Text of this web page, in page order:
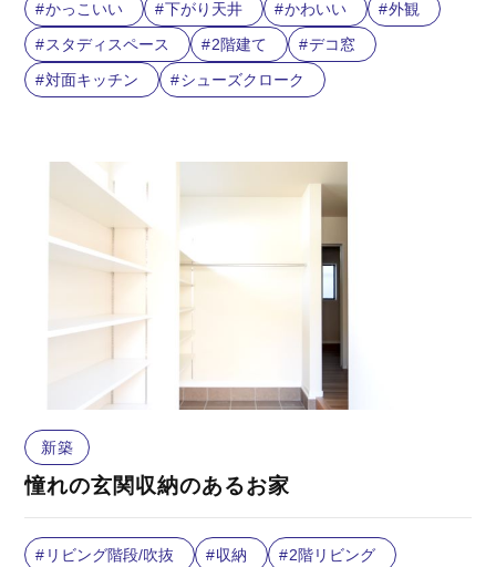
かっこいい 下がり天井 かわいい
外観
スタディスペース
2階建て
デコ窓
対面キッチン
シューズクローク
新築
憧れの玄関収納のあるお家
リビング階段/吹抜 収納
2階リビング